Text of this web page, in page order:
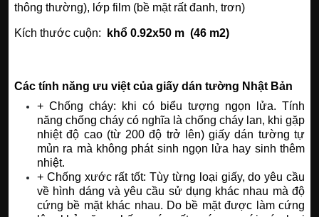
thông thường), lớp film (bề mặt rất đanh, trơn)
Kích thước cuộn: khổ 0.92x50 m (46 m2)
Các tính năng ưu việt của giấy dán tường Nhật Bản
+ Chống cháy: khi có biểu tượng ngọn lửa. Tính
năng chống cháy có nghĩa là chống cháy lan, khi gặp
nhiệt độ cao (từ 200 độ trở lên) giấy dán tường tự
mủn ra mà không phát sinh ngọn lửa hay sinh thêm
nhiệt.
+ Chống xước rất tốt: Tùy từng loại giấy, do yêu cầu
về hình dáng và yêu cầu sử dụng khác nhau mà độ
cứng bề mặt khác nhau. Do bề mặt được làm cứng